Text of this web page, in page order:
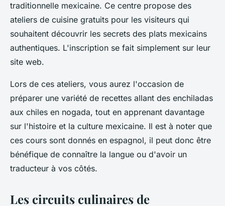
traditionnelle mexicaine. Ce centre propose des
ateliers de cuisine gratuits pour les visiteurs qui
souhaitent découvrir les secrets des plats mexicains
authentiques. L'inscription se fait simplement sur leur
site web.
Lors de ces ateliers, vous aurez l'occasion de
préparer une variété de recettes allant des enchiladas
aux chiles en nogada, tout en apprenant davantage
sur l'histoire et la culture mexicaine. Il est à noter que
ces cours sont donnés en espagnol, il peut donc être
bénéfique de connaître la langue ou d'avoir un
traducteur à vos côtés.
Les circuits culinaires de